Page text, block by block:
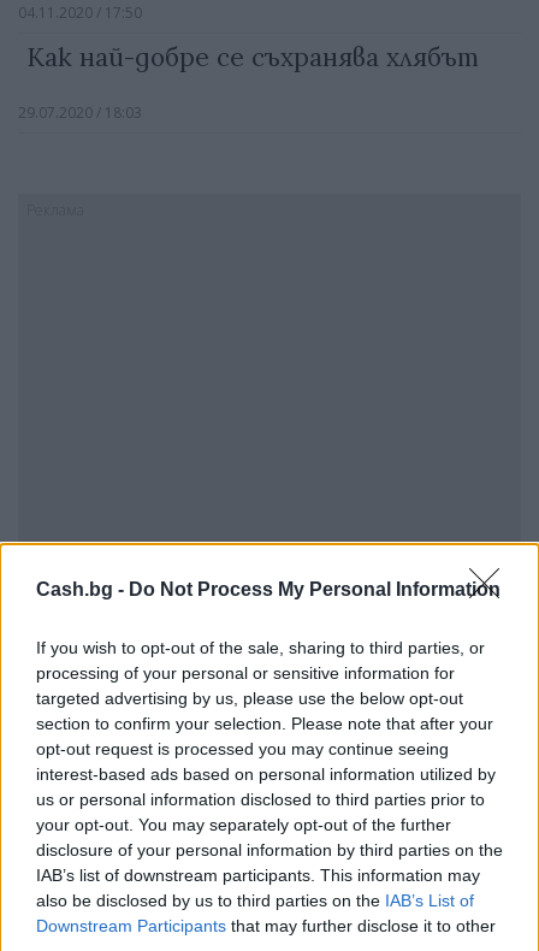
Cash.bg - Do Not Process My Personal Information
If you wish to opt-out of the sale, sharing to third parties, or
processing of your personal or sensitive information for
targeted advertising by us, please use the below opt-out
section to confirm your selection. Please note that after your
opt-out request is processed you may continue seeing
interest-based ads based on personal information utilized by
us or personal information disclosed to third parties prior to
your opt-out. You may separately opt-out of the further
disclosure of your personal information by third parties on the
IAB’s list of downstream participants. This information may
also be disclosed by us to third parties on the IAB’s List of
Downstream Participants that may further disclose it to other
04.11.2020 / 17:50
Как най-добре се съхранява хлябът
29.07.2020 / 18:03
ВСИЧКО ОТХЛЕБАРИ И СЛАДКАРИ